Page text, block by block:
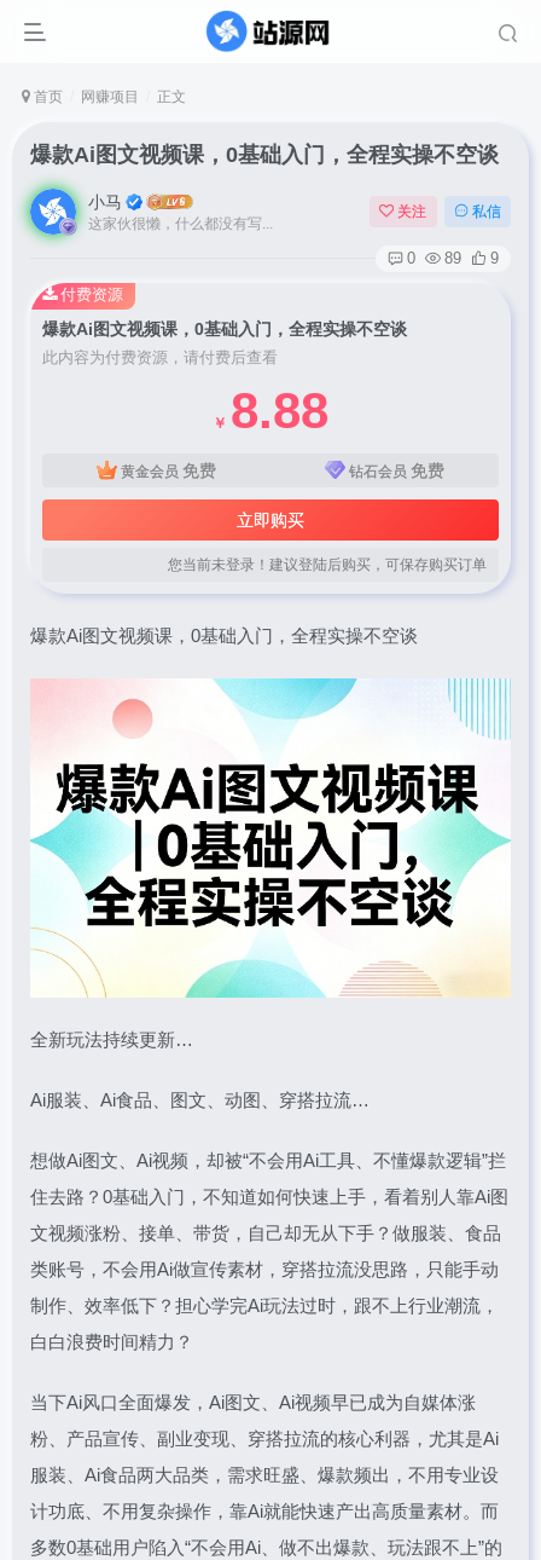
首页 网赚项目 正文
爆款Ai图文视频课，0基础入门，全程实操不空谈
小马
这家伙很懒，什么都没有写...
关注 私信
0 89 9
爆款Ai图文视频课，0基础入门，全程实操不空谈
此内容为付费资源，请付费后查看
￥ 8.88
黄金会员 免费 钻石会员 免费
立即购买
您当前未登录！建议登陆后购买，可保存购买订单
付费资源
爆款Ai图文视频课，0基础入门，全程实操不空谈
全新玩法持续更新…
Ai服装、Ai食品、图文、动图、穿搭拉流…
想做Ai图文、Ai视频，却被“不会用Ai工具、不懂爆款逻辑”拦
住去路？0基础入门，不知道如何快速上手，看着别人靠Ai图
文视频涨粉、接单、带货，自己却无从下手？做服装、食品
类账号，不会用Ai做宣传素材，穿搭拉流没思路，只能手动
制作、效率低下？担心学完Ai玩法过时，跟不上行业潮流，
白白浪费时间精力？
当下Ai风口全面爆发，Ai图文、Ai视频早已成为自媒体涨
粉、产品宣传、副业变现、穿搭拉流的核心利器，尤其是Ai
服装、Ai食品两大品类，需求旺盛、爆款频出，不用专业设
计功底、不用复杂操作，靠Ai就能快速产出高质量素材。而
多数0基础用户陷入“不会用Ai、做不出爆款、玩法跟不上”的